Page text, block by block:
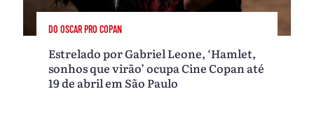
DO OSCAR PRO COPAN
Estrelado por Gabriel Leone, ‘Hamlet,
sonhos que virão’ ocupa Cine Copan até
19 de abril em São Paulo